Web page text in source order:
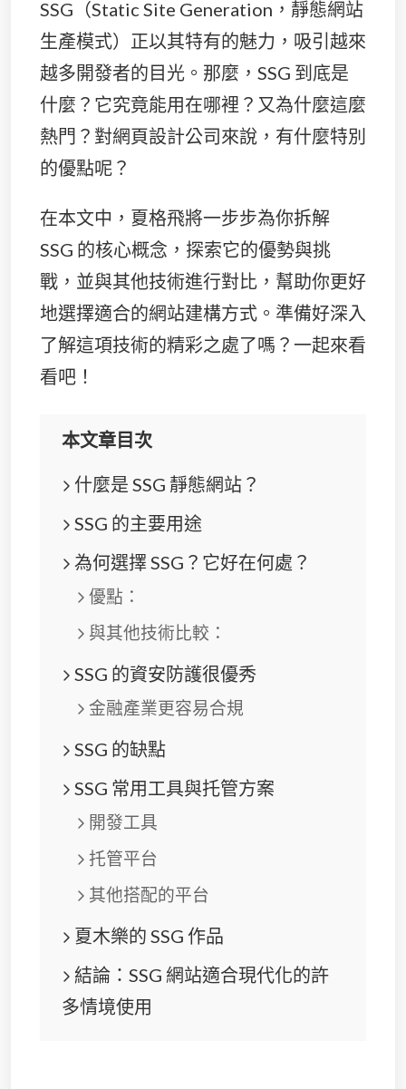
SSG（Static Site Generation，靜態網站
生產模式）正以其特有的魅力，吸引越來
越多開發者的目光。那麼，SSG 到底是
什麼？它究竟能用在哪裡？又為什麼這麼
熱門？對網頁設計公司來說，有什麼特別
的優點呢？
在本文中，夏格飛將一步步為你拆解
SSG 的核心概念，探索它的優勢與挑
戰，並與其他技術進行對比，幫助你更好
地選擇適合的網站建構方式。準備好深入
了解這項技術的精彩之處了嗎？一起來看
看吧！
本文章目次
什麼是 SSG 靜態網站？
SSG 的主要用途
為何選擇 SSG？它好在何處？
優點：
與其他技術比較：
SSG 的資安防護很優秀
金融產業更容易合規
SSG 的缺點
SSG 常用工具與托管方案
開發工具
托管平台
其他搭配的平台
夏木樂的 SSG 作品
結論：SSG 網站適合現代化的許
多情境使用